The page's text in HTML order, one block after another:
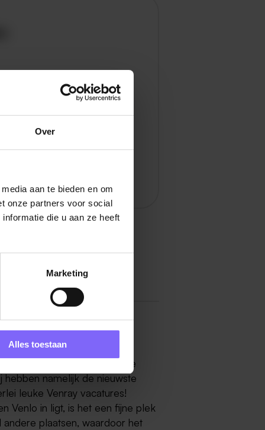
Over
aan te bieden en om
onze partners voor social
die u aan ze heeft
Marketing
Alles toestaan
? Dan ben je bij de grootste
hebben namelijk de nieuwste
leuke Venray vacatures!
Venlo in ligt, is het een fijne plek
plaatsen, waardoor het